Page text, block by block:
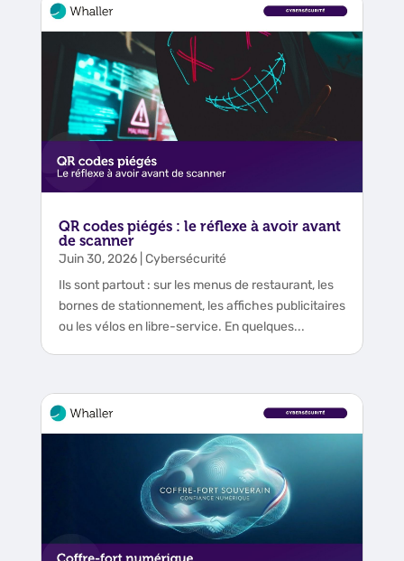
QR codes piégés : le réflexe à avoir avant
de scanner
Juin 30, 2026| Cybersécurité
Ils sont partout : sur les menus de restaurant, les
bornes de stationnement, les affiches publicitaires
ou les vélos en libre-service. En quelques...